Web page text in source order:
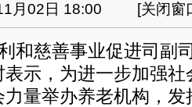
11月02日 18:00 [关闭窗
慈善事业促进司副
表示，为进一步加强
量举办养老机构，